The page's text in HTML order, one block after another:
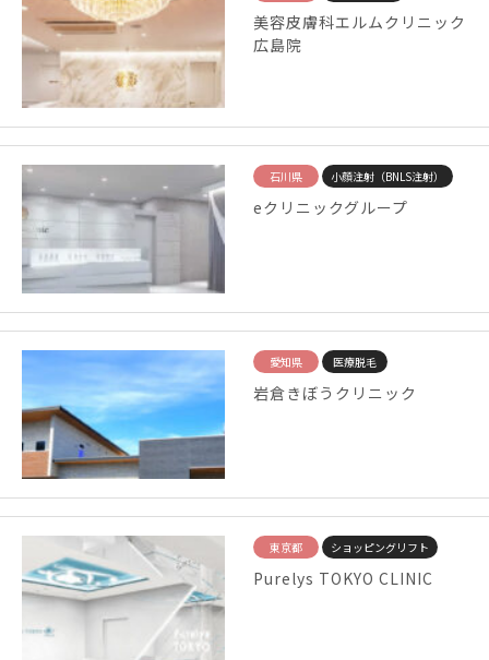
美容皮膚科エルムクリニック
広島院
石川県 小顔注射（BNLS注射）
eクリニックグループ
愛知県 医療脱毛
岩倉きぼうクリニック
東京都 ショッピングリフト
Purelys TOKYO CLINIC